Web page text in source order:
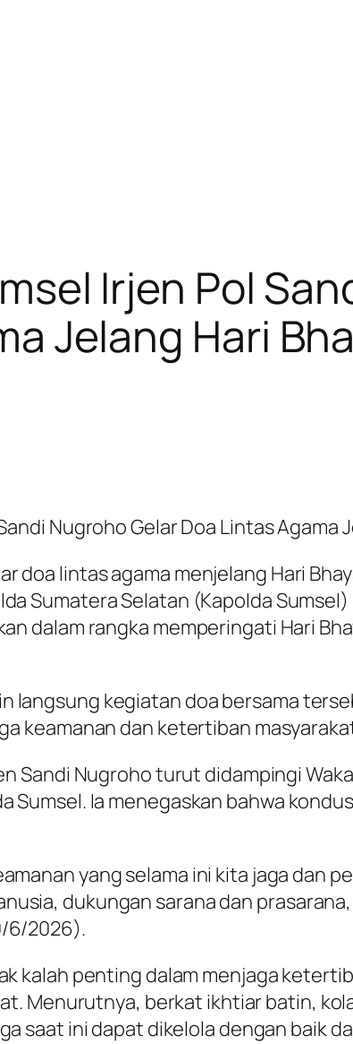
Irjen Pol
Jelang Hari
Nugroho Gelar Doa Lintas Agama
doa lintas agama menjelang Hari
Sumatera Selatan (Kapolda
dalam rangka memperingati Hari
langsung kegiatan doa bersama
keamanan dan ketertiban
Sandi Nugroho turut didampingi
Sumsel. Ia menegaskan bahwa
yang selama ini kita jaga dan
dukungan sarana dan
6/2026).
kalah penting dalam menjaga
Menurutnya, berkat ikhtiar batin,
saat ini dapat dikelola dengan baik